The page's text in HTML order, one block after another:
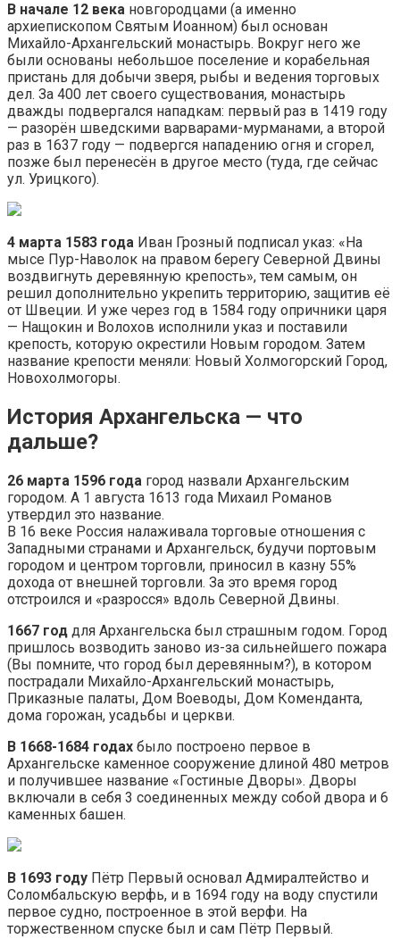
В начале 12 века новгородцами (а именно
архиепископом Святым Иоанном) был основан
Михайло-Архангельский монастырь. Вокруг него же
были основаны небольшое поселение и корабельная
пристань для добычи зверя, рыбы и ведения торговых
дел. За 400 лет своего существования, монастырь
дважды подвергался нападкам: первый раз в 1419 году
— разорён шведскими варварами-мурманами, а второй
раз в 1637 году — подвергся нападению огня и сгорел,
позже был перенесён в другое место (туда, где сейчас
ул. Урицкого).
4 марта 1583 года Иван Грозный подписал указ: «На
мысе Пур-Наволок на правом берегу Северной Двины
воздвигнуть деревянную крепость», тем самым, он
решил дополнительно укрепить территорию, защитив её
от Швеции. И уже через год в 1584 году опричники царя
— Нащокин и Волохов исполнили указ и поставили
крепость, которую окрестили Новым городом. Затем
название крепости меняли: Новый Холмогорский Город,
Новохолмогоры.
История Архангельска — что
дальше?
26 марта 1596 года город назвали Архангельским
городом. А 1 августа 1613 года Михаил Романов
утвердил это название.
В 16 веке Россия налаживала торговые отношения с
Западными странами и Архангельск, будучи портовым
городом и центром торговли, приносил в казну 55%
дохода от внешней торговли. За это время город
отстроился и «разросся» вдоль Северной Двины.
1667 год для Архангельска был страшным годом. Город
пришлось возводить заново из-за сильнейшего пожара
(Вы помните, что город был деревянным?), в котором
пострадали Михайло-Архангельский монастырь,
Приказные палаты, Дом Воеводы, Дом Коменданта,
дома горожан, усадьбы и церкви.
В 1668-1684 годах было построено первое в
Архангельске каменное сооружение длиной 480 метров
и получившее название «Гостиные Дворы». Дворы
включали в себя 3 соединенных между собой двора и 6
каменных башен.
В 1693 году Пётр Первый основал Адмиралтейство и
Соломбальскую верфь, и в 1694 году на воду спустили
первое судно, построенное в этой верфи. На
торжественном спуске был и сам Пётр Первый.